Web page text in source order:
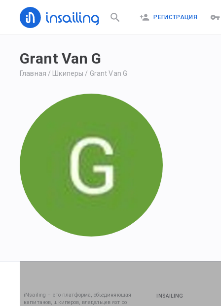
РЕГИСТРАЦИЯ
Grant Van G
Главная / Шкиперы / Grant Van G
iNsailing – это платформа, объединяющая
капитанов, шкиперов, владельцев яхт со
INSAILING